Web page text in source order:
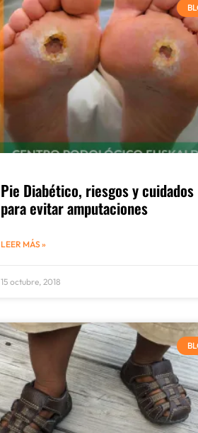
Pie Diabético, riesgos y cuidados
para evitar amputaciones
LEER MÁS »
15 octubre, 2018